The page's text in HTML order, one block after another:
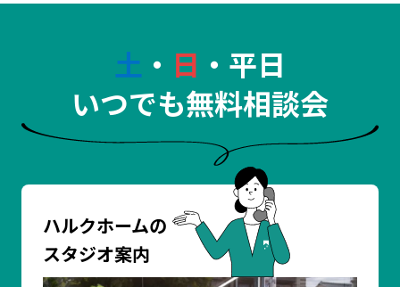
土 ・ 日 ・平日
いつでも無料相談会
ハルクホームの
スタジオ案内